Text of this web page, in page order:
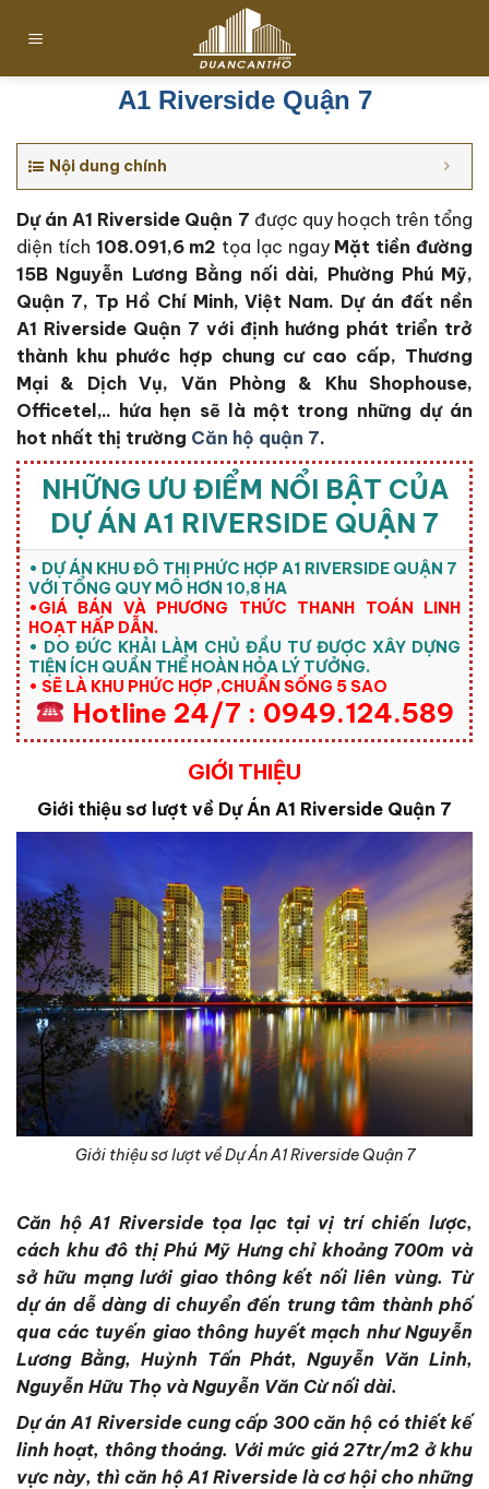
đến
A1 Riverside Quận 7
Nội dung chính
Dự án A1 Riverside Quận 7 được quy hoạch trên tổng
diện tích 108.091,6 m2 tọa lạc ngay Mặt tiền đường
15B Nguyễn Lương Bằng nối dài, Phường Phú Mỹ,
Quận 7, Tp Hồ Chí Minh, Việt Nam. Dự án đất nền
A1 Riverside Quận 7 với định hướng phát triển trở
thành khu phước hợp chung cư cao cấp, Thương
Mại & Dịch Vụ, Văn Phòng & Khu Shophouse,
Officetel,.. hứa hẹn sẽ là một trong những dự án
hot nhất thị trường Căn hộ quận 7.
NHỮNG ƯU ĐIỂM NỔI BẬT CỦA
DỰ ÁN A1 RIVERSIDE QUẬN 7
• DỰ ÁN KHU ĐÔ THỊ PHỨC HỢP A1 RIVERSIDE QUẬN 7
VỚI TỔNG QUY MÔ HƠN 10,8 HA
•GIÁ BÁN VÀ PHƯƠNG THỨC THANH TOÁN LINH
HOẠT HẤP DẪN.
• DO ĐỨC KHẢI LÀM CHỦ ĐẦU TƯ ĐƯỢC XÂY DỰNG
TIỆN ÍCH QUẦN THỂ HOÀN HỎA LÝ TƯỞNG.
• SẼ LÀ KHU PHỨC HỢP ,CHUẨN SỐNG 5 SAO
Hotline 24/7 : 0949.124.589
GIỚI THIỆU
Giới thiệu sơ lượt về Dự Án A1 Riverside Quận 7
Giới thiệu sơ lượt về Dự Án A1 Riverside Quận 7
Căn hộ A1 Riverside tọa lạc tại vị trí chiến lược,
cách khu đô thị Phú Mỹ Hưng chỉ khoảng 700m và
sở hữu mạng lưới giao thông kết nối liên vùng. Từ
dự án dễ dàng di chuyển đến trung tâm thành phố
qua các tuyến giao thông huyết mạch như Nguyễn
Lương Bằng, Huỳnh Tấn Phát, Nguyễn Văn Linh,
Nguyễn Hữu Thọ và Nguyễn Văn Cừ nối dài.
Dự án A1 Riverside cung cấp 300 căn hộ có thiết kế
linh hoạt, thông thoáng. Với mức giá 27tr/m2 ở khu
vực này, thì căn hộ A1 Riverside là cơ hội cho những